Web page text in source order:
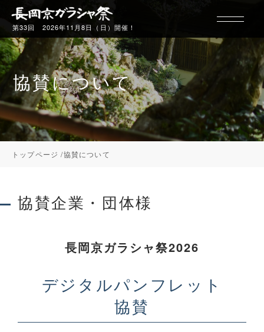
第33回 2026年11月8日（日）開催！
行列について
ギャラリー
協賛について
トップページ 協賛について
協賛企業・団体様
長岡京ガラシャ祭2026
デジタルパンフレット
協賛